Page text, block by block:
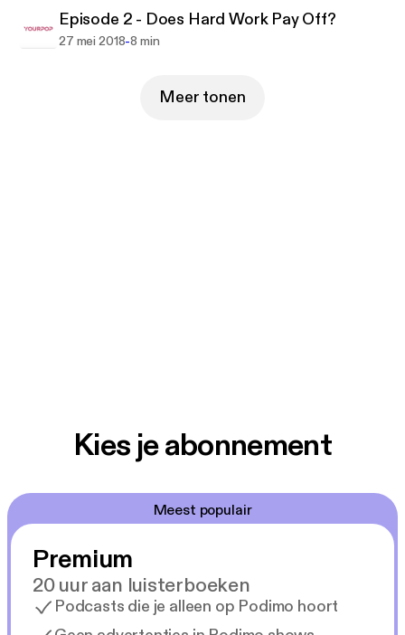
Episode 2 - Does Hard Work Pay Off?
27 mei 2018-8 min
Meer tonen
Kies je abonnement
Meest populair
Premium
20 uur aan luisterboeken
Podcasts die je alleen op Podimo hoort